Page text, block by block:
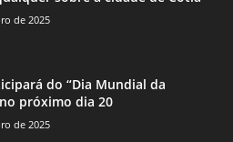
de 2025
do “Dia Mundial da
próximo dia 20
de 2025